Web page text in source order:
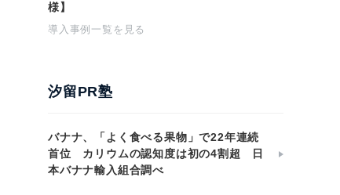
様】
導入事例一覧を見る
汐留PR塾
バナナ、「よく食べる果物」で22年連続
首位 カリウムの認知度は初の4割超 日
本バナナ輸入組合調べ